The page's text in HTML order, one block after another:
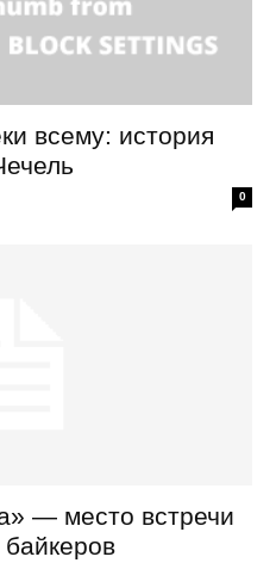
всему: история
0
— место встречи